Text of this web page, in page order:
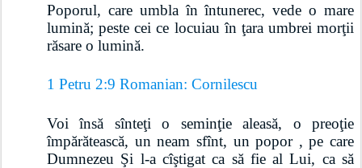
Poporul, care umbla în întunerec, vede o mare
lumină; peste cei ce locuiau în ţara umbrei morţii
răsare o lumină.
1 Petru 2:9 Romanian: Cornilescu
Voi însă sînteţi o seminţie aleasă, o preoţie
împărătească, un neam sfînt, un popor , pe care
Dumnezeu Şi l-a cîştigat ca să fie al Lui, ca să